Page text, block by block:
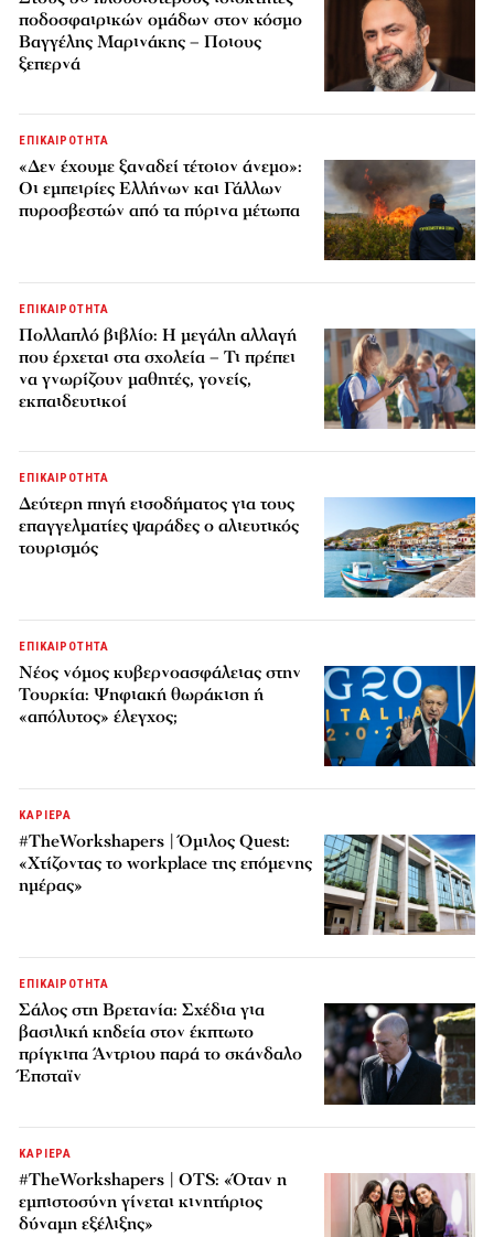
ποδοσφαιρικών ομάδων στον κόσμο
Βαγγέλης Μαρινάκης – Ποιους
ξεπερνά
ΕΠΙΚΑΙΡΟΤΗΤΑ
«Δεν έχουμε ξαναδεί τέτοιον άνεμο»:
Οι εμπειρίες Ελλήνων και Γάλλων
πυροσβεστών από τα πύρινα μέτωπα
ΕΠΙΚΑΙΡΟΤΗΤΑ
Πολλαπλό βιβλίο: Η μεγάλη αλλαγή
που έρχεται στα σχολεία – Τι πρέπει
να γνωρίζουν μαθητές, γονείς,
εκπαιδευτικοί
ΕΠΙΚΑΙΡΟΤΗΤΑ
Δεύτερη πηγή εισοδήματος για τους
επαγγελματίες ψαράδες ο αλιευτικός
τουρισμός
ΕΠΙΚΑΙΡΟΤΗΤΑ
Νέος νόμος κυβερνοασφάλειας στην
Τουρκία: Ψηφιακή θωράκιση ή
«απόλυτος» έλεγχος;
ΚΑΡΙΕΡΑ
#TheWorkshapers | Όμιλος Quest:
«Χτίζοντας το workplace της επόμενης
ημέρας»
ΕΠΙΚΑΙΡΟΤΗΤΑ
Σάλος στη Βρετανία: Σχέδια για
βασιλική κηδεία στον έκπτωτο
πρίγκιπα Άντριου παρά το σκάνδαλο
Έπσταϊν
ΚΑΡΙΕΡΑ
#TheWorkshapers | OTS: «Όταν η
εμπιστοσύνη γίνεται κινητήριος
δύναμη εξέλιξης»